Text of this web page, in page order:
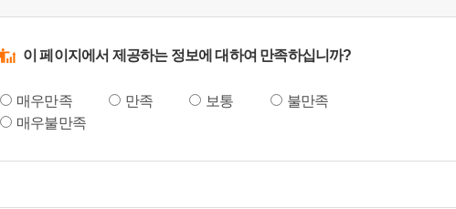
이 페이지에서 제공하는 정보에 대하여 만족하십니까?
매우만족 만족 보통
불만족
매우불만족